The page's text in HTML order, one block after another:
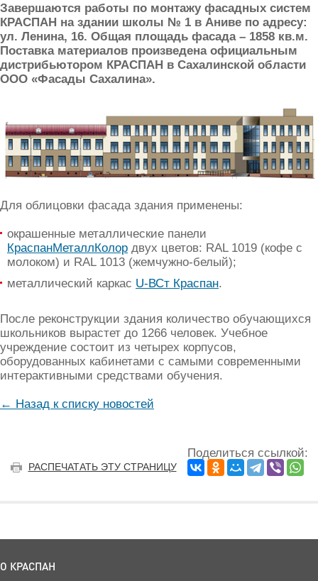
Завершаются работы по монтажу фасадных систем
КРАСПАН на здании школы № 1 в Аниве по адресу:
ул. Ленина, 16. Общая площадь фасада – 1858 кв.м.
Поставка материалов произведена официальным
дистрибьютором КРАСПАН в Сахалинской области
ООО «Фасады Сахалина».
Для облицовки фасада здания применены:
окрашенные металлические панели
КраспанМеталлКолор двух цветов: RAL 1019 (кофе с
молоком) и RAL 1013 (жемчужно-белый);
металлический каркас U-ВСт Краспан.
После реконструкции здания количество обучающихся
школьников вырастет до 1266 человек. Учебное
учреждение состоит из четырех корпусов,
оборудованных кабинетами с самыми современными
интерактивными средствами обучения.
← Назад к списку новостей
РАСПЕЧАТАТЬ ЭТУ СТРАНИЦУ
Поделиться ссылкой:
О КРАСПАН